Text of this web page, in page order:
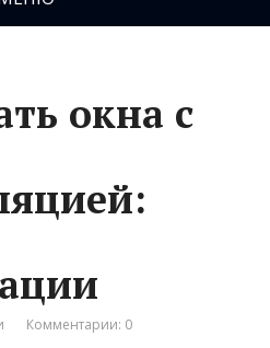
окна с
Комментарии: 0